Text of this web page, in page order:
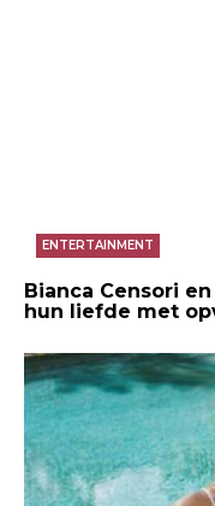
ENTERTAINMENT
Bianca Censori
hun liefde met